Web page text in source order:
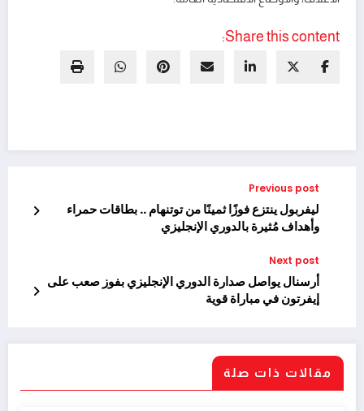
Share this content:
Previous post
ليفربول ينتزع فوزًا ثمينًا من توتنهام .. بطاقات حمراء
وأهداف مُثيرة بالدوري الإنجليزي
Next post
أرسنال يواصل صدارة الدوري الإنجليزي بفوز صعب على
إيفرتون في مباراة قوية
مقالات ذات صلة